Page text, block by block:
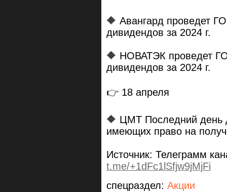
🔶 Авангард проведет
дивидендов за 2024 г.
🔶 НОВАТЭК проведет
дивидендов за 2024 г.
👉 18 апреля
🔶 ЦМТ Последний день
имеющих право на
Источник: Телеграмм
t.me/+1dFc1lSfjw9jMjFi
спецраздел: Акции